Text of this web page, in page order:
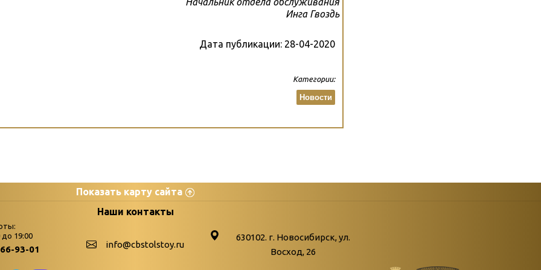
Инга Гвоздь
Дата публикации: 28-04-2020
Категории:
Новости
Показать карту сайта
palitra
Бюллетень новых поступлений
Война. Народ. Победа.
Наши контакты
до 19:00
93-01 info@cbstolstoy.ru
630102. г. Новосибирск, ул.
Восход, 26